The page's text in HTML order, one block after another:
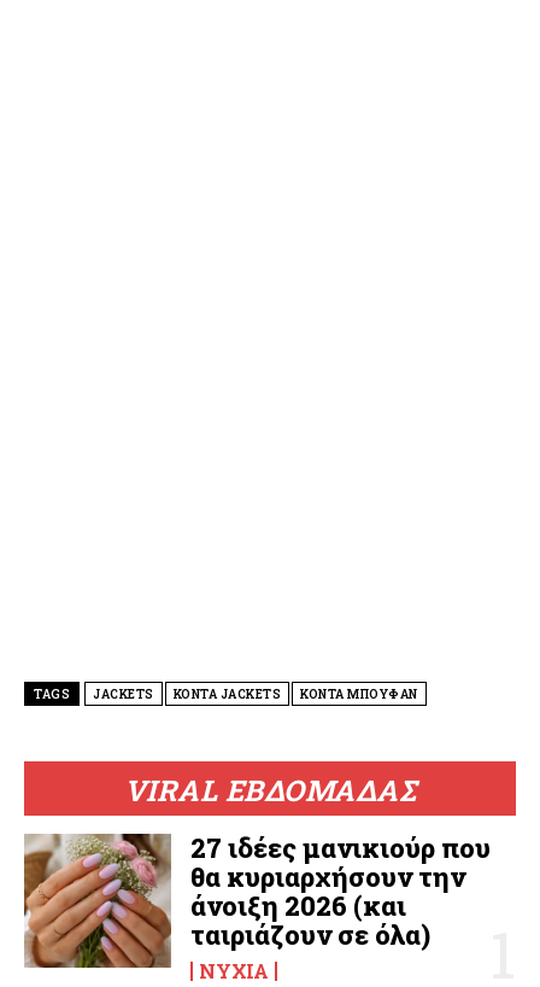
VIRAL ΕΒΔΟΜΑΔΑΣ
27 ιδέες μανικιούρ που
θα κυριαρχήσουν την
άνοιξη 2026 (και
ταιριάζουν σε όλα)
ΝΎΧΙΑ
TAGS JACKETS ΚΟΝΤΑ JACKETS ΚΟΝΤΑ ΜΠΟΥΦΑΝ